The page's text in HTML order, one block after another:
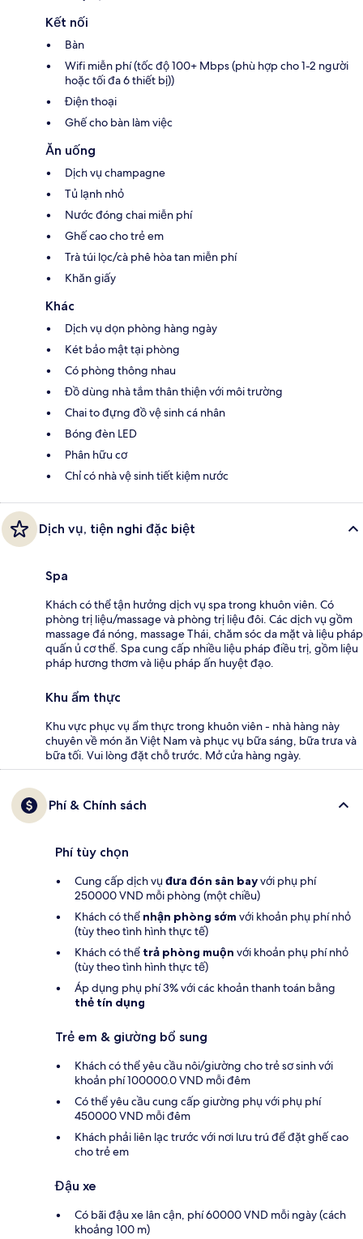
Kết nối
Bàn
Wifi miễn phí (tốc độ 100+ Mbps (phù hợp cho 1-2 người
hoặc tối đa 6 thiết bị))
Điện thoại
Ghế cho bàn làm việc
Ăn uống
Dịch vụ champagne
Tủ lạnh nhỏ
Nước đóng chai miễn phí
Ghế cao cho trẻ em
Trà túi lọc/cà phê hòa tan miễn phí
Khăn giấy
Khác
Dịch vụ dọn phòng hàng ngày
Két bảo mật tại phòng
Có phòng thông nhau
Đồ dùng nhà tắm thân thiện với môi trường
Chai to đựng đồ vệ sinh cá nhân
Bóng đèn LED
Phân hữu cơ
Chỉ có nhà vệ sinh tiết kiệm nước
Dịch vụ, tiện nghi đặc biệt
Spa
Khách có thể tận hưởng dịch vụ spa trong khuôn viên. Có
phòng trị liệu/massage và phòng trị liệu đôi. Các dịch vụ gồm
massage đá nóng, massage Thái, chăm sóc da mặt và liệu pháp
quấn ủ cơ thể. Spa cung cấp nhiều liệu pháp điều trị, gồm liệu
pháp hương thơm và liệu pháp ấn huyệt đạo.
Khu ẩm thực
Khu vực phục vụ ẩm thực trong khuôn viên - nhà hàng này
chuyên về món ăn Việt Nam và phục vụ bữa sáng, bữa trưa và
bữa tối. Vui lòng đặt chỗ trước. Mở cửa hàng ngày.
Phí & Chính sách
Phí tùy chọn
Cung cấp dịch vụ đưa đón sân bayvới phụ phí
250000 VND mỗi phòng (một chiều)
Khách có thể nhận phòng sớm với khoản phụ phí nhỏ
(tùy theo tình hình thực tế)
Khách có thể trả phòng muộn với khoản phụ phí nhỏ
(tùy theo tình hình thực tế)
Áp dụng phụ phí 3% với các khoản thanh toán bằng
thẻ tín dụng
Trẻ em & giường bổ sung
Khách có thể yêu cầu nôi/giường cho trẻ sơ sinh với
khoản phí 100000.0 VND mỗi đêm
Có thể yêu cầu cung cấp giường phụ với phụ phí
450000 VND mỗi đêm
Khách phải liên lạc trước với nơi lưu trú để đặt ghế cao
cho trẻ em
Đậu xe
Có bãi đậu xe lân cận, phí 60000 VND mỗi ngày (cách
khoảng 100 m)